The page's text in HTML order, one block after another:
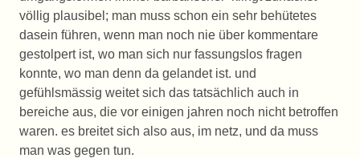
völlig plausibel; man muss schon ein sehr behütetes
dasein führen, wenn man noch nie über kommentare
gestolpert ist, wo man sich nur fassungslos fragen
konnte, wo man denn da gelandet ist. und
gefühlsmässig weitet sich das tatsächlich auch in
bereiche aus, die vor einigen jahren noch nicht betroffen
waren. es breitet sich also aus, im netz, und da muss
man was gegen tun.